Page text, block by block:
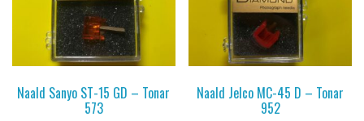
Naald Sanyo ST-15 GD – Tonar
573
Naald Jelco MC-45 D – Tonar
952